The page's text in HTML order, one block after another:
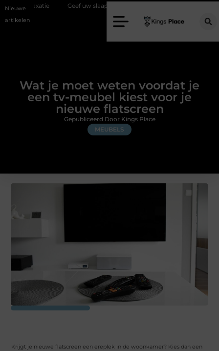
Nieuwe
artikelen
Geef uw slaapkamer een upgrade met interieuradvies Zwolle
Wat je moet weten voordat je
een tv-meubel kiest voor je
nieuwe flatscreen
MEUBELS
Gepubliceerd Door Kings Place
Krijgt je nieuwe flatscreen een ereplek in de woonkamer? Kies dan een